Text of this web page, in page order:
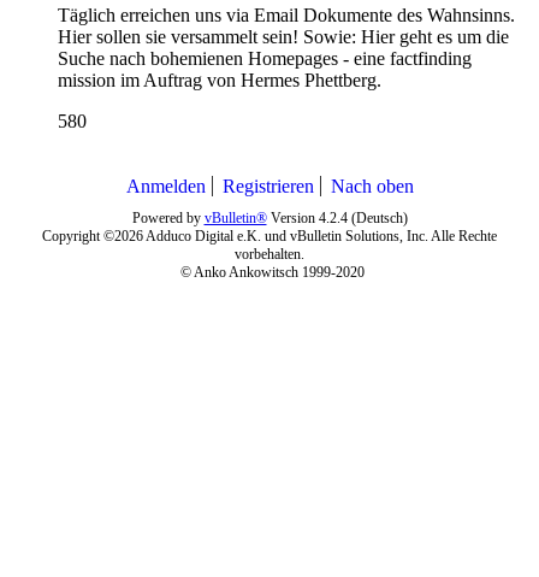
Täglich erreichen uns via Email Dokumente des Wahnsinns.
Hier sollen sie versammelt sein! Sowie: Hier geht es um die
Suche nach bohemienen Homepages - eine factfinding
mission im Auftrag von Hermes Phettberg.
580
Anmelden Registrieren Nach oben
Powered by vBulletin®Version 4.2.4 (Deutsch)
Copyright ©2026 Adduco Digital e.K. und vBulletin Solutions, Inc. Alle Rechte
vorbehalten.
© Anko Ankowitsch 1999-2020